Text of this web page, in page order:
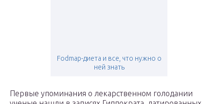
Fodmap-диета и все, что нужно о
ней знать
Первые упоминания о лекарственном голодании